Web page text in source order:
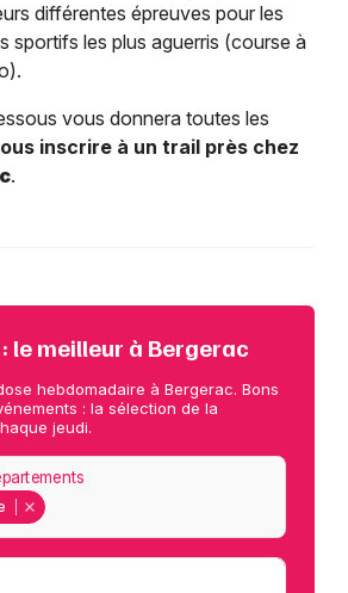
différentes épreuves pour les
sportifs les plus aguerris (course à
vous donnera toutes les
inscrire à un trail près chez
.
le meilleur à Bergerac
hebdomadaire à Bergerac. Bons
: la sélection de la
jeudi.